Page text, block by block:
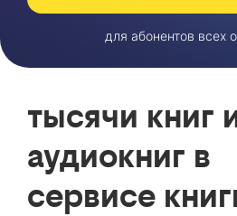
для абонентов всех
тысячи книг
аудиокниг в
сервисе